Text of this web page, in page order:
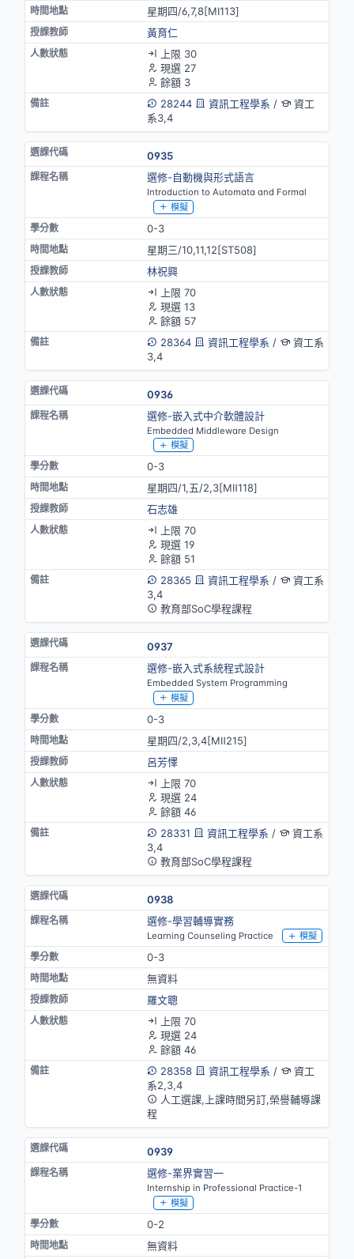
星期四/6,7,8[MⅠ113]
黃育仁
上限 30
現選 27
餘額 3
28244
資訊工程學系 /
資工
系3,4
0935
選修-自動機與形式語言
Introduction to Automata and Formal
模擬
0-3
星期三/10,11,12[ST508]
林祝興
上限 70
現選 13
餘額 57
28364
資訊工程學系 /
資工系
3,4
0936
選修-嵌入式中介軟體設計
Embedded Middleware Design
模擬
0-3
星期四/1,五/2,3[MⅡ118]
石志雄
上限 70
現選 19
餘額 51
28365
資訊工程學系 /
資工系
3,4
教育部SoC學程課程
0937
選修-嵌入式系統程式設計
Embedded System Programming
模擬
0-3
星期四/2,3,4[MⅡ215]
呂芳懌
上限 70
現選 24
餘額 46
28331
資訊工程學系 /
資工系
3,4
教育部SoC學程課程
0938
選修-學習輔導實務
Learning Counseling Practice 模擬
0-3
無資料
羅文聰
上限 70
現選 24
餘額 46
28358
資訊工程學系 /
資工
系2,3,4
人工選課,上課時間另訂,榮譽輔導課
程
0939
選修-業界實習一
Internship in Professional Practice-1
模擬
0-2
無資料